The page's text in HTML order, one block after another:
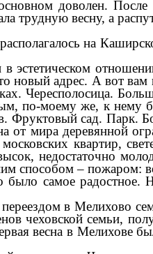
доволен.
трудную весну, а
на
в эстетическом
новый адрес. А вот
Чересполосица.
по-моему же, к нему
Фруктовый сад. Парк.
мира деревянной
квартир,
недостаточно
способом – пожаром:
было самое радостное.
в Мелихово
чеховской семьи,
весна в Мелихове